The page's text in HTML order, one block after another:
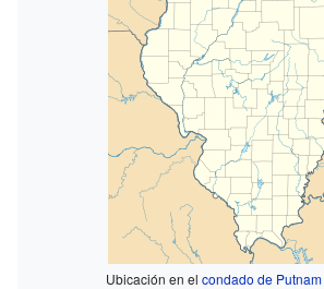
Ubicación en elcondado de Putnam